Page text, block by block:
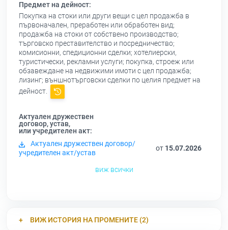
Предмет на дейност:
Покупка на стоки или други вещи с цел продажба в
първоначален, преработен или обработен вид;
продажба на стоки от собствено производство;
търговско преставителство и посредничество;
комисионни, спедиционни сделки; хотелиерски,
туристически, рекламни услуги; покупка, строеж или
обзавеждане на недвижими имоти с цел продажба;
лизинг; външнотърговски сделки по целия предмет на
дейност.
Актуален дружествен
договор, устав,
или учредителен акт:
Актуален дружествен договор/
учредителен акт/устав
от 15.07.2026
виж всички
ВИЖ ИСТОРИЯ НА ПРОМЕНИТЕ (2)